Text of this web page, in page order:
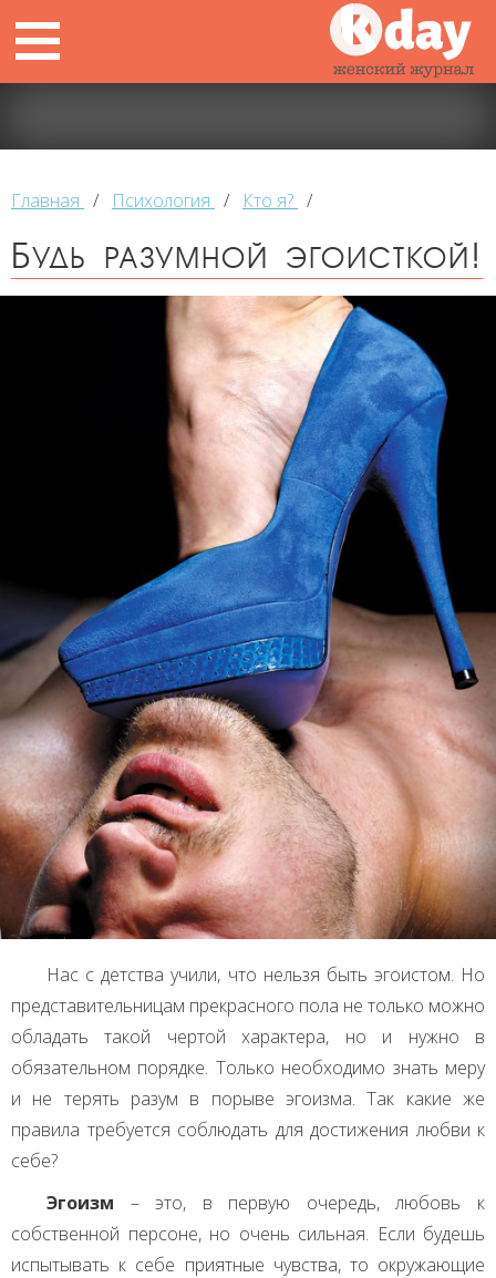
Главная / Психология / Кто я? /
Будь разумной эгоисткой!
Нас с детства учили, что нельзя быть эгоистом. Но
представительницам прекрасного пола не только можно
обладать такой чертой характера, но и нужно в
обязательном порядке. Только необходимо знать меру
и не терять разум в порыве эгоизма. Так какие же
правила требуется соблюдать для достижения любви к
себе?
Эгоизм – это, в первую очередь, любовь к
собственной персоне, но очень сильная. Если будешь
испытывать к себе приятные чувства, то окружающие